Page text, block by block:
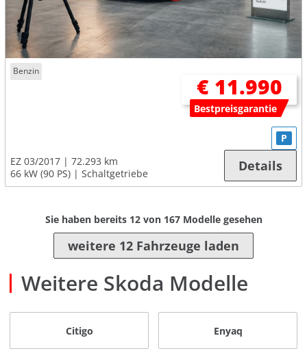
Benzin
€ 11.990
Bestpreisgarantie
EZ 03/2017
72.293 km
66 kW (90 PS)
Schaltgetriebe
P
Details
Sie haben bereits 12von 167Modelle gesehen
weitere 12 Fahrzeuge laden
Weitere Skoda Modelle
Citigo Enyaq